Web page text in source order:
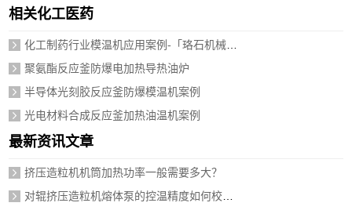
相关化工医药
聚氨酯反应釜防爆电加热导热油炉
半导体光刻胶反应釜防爆模温机案例
光电材料合成反应釜加热油温机案例
最新资讯文章
挤压造粒机机筒加热功率一般需要多大？